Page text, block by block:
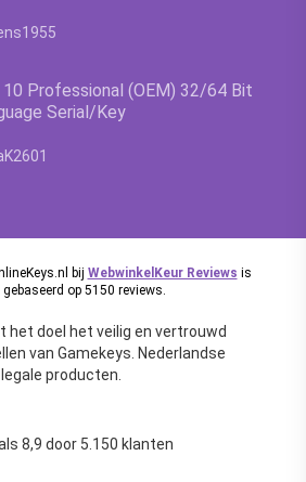
4.63uit 5
10 Professional (OEM) 32/64 Bit
Serial/Key
4.63
bij WebwinkelKeur Reviews is
op 5150 reviews.
het doel het veilig en vertrouwd
van Gamekeys. Nederlandse
producten.
8,9 door 5.150 klanten